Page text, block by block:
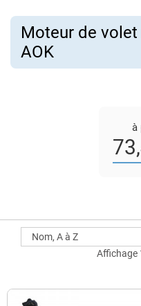
Moteur de
AOK
à
Nom, A à Z
Affichage